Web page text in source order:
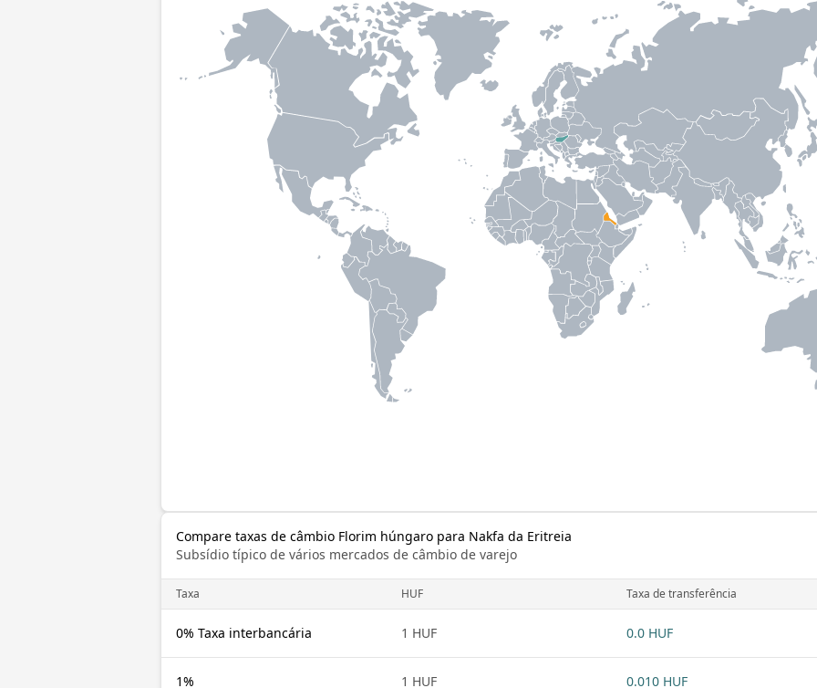
Compare taxas de câmbio Florim húngaro para Nakfa da Eritreia
Subsídio típico de vários mercados de câmbio de varejo
Taxa HUF Taxa de transferência
0% Taxa interbancária 1 HUF 0.0 HUF
1% 1 HUF 0.010 HUF